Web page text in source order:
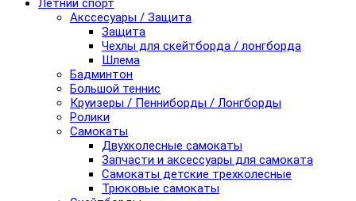
Летний спорт
Акссесуары / Защита
Защита
Чехлы для скейтборда / лонгборда
Шлема
Бадминтон
Большой теннис
Круизеры / Пенниборды / Лонгборды
Ролики
Самокаты
Двухколесные самокаты
Запчасти и аксессуары для самоката
Самокаты детские трехколесные
Трюковые самокаты